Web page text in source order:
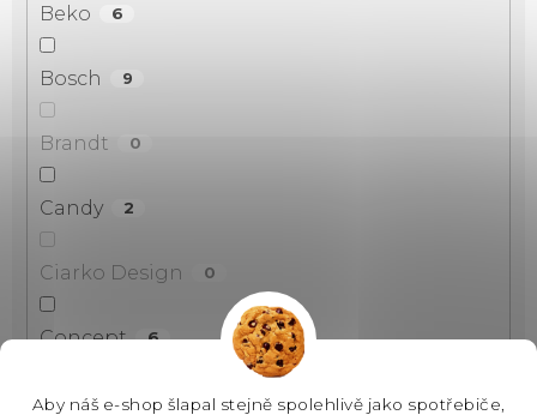
Aby náš e-shop šlapal stejně spolehlivě jako spotřebiče,
Beko 6
Bosch 9
Brandt 0
Candy 2
Ciarko Design 0
Concept 6
Electrolux 15